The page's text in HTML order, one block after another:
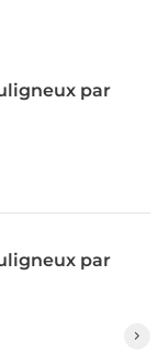
par
par